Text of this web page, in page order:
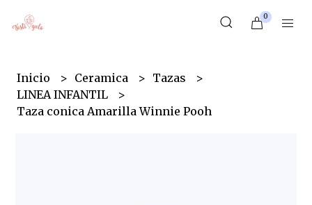
0
Inicio Ceramica
Tazas
LINEA INFANTIL
Taza conica Amarilla Winnie Pooh